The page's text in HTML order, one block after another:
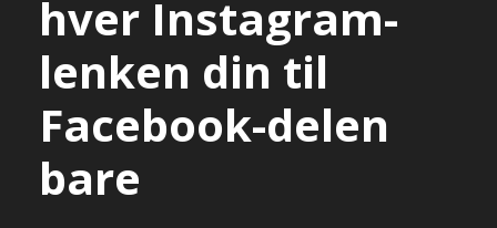
hver Instagram-
lenken din til
Facebook-delen
bare